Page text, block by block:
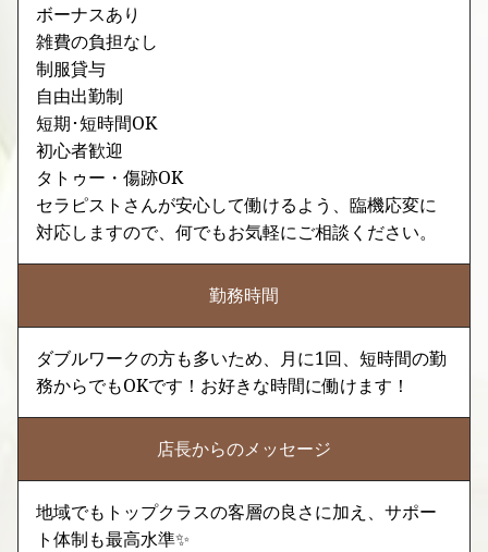
ボーナスあり
雑費の負担なし
制服貸与
自由出勤制
短期･短時間OK
初心者歓迎
タトゥー・傷跡OK
セラピストさんが安心して働けるよう、臨機応変に
対応しますので、何でもお気軽にご相談ください。
勤務時間
ダブルワークの方も多いため、月に1回、短時間の勤
務からでもOKです！お好きな時間に働けます！
店長からのメッセージ
地域でもトップクラスの客層の良さに加え、サポー
ト体制も最高水準✨